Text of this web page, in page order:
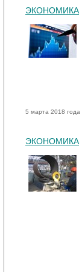
ЭКОНОМИКА
5 марта 2018 года
ЭКОНОМИКА